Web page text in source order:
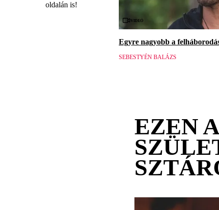
oldalán is!
Videó
Egyre nagyobb a
SEBESTYÉN BALÁZS
EZEN